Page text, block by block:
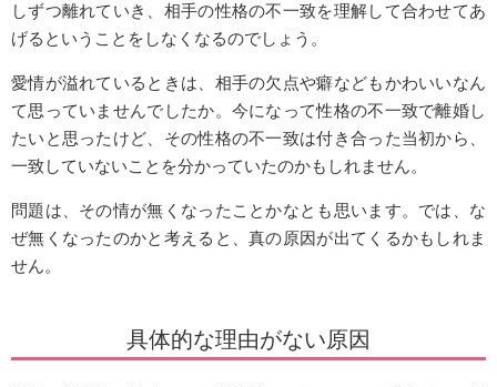
しずつ離れていき、相手の性格の不一致を理解して合わせてあ
げるということをしなくなるのでしょう。
愛情が溢れているときは、相手の欠点や癖などもかわいいなん
て思っていませんでしたか。今になって性格の不一致で離婚し
たいと思ったけど、その性格の不一致は付き合った当初から、
一致していないことを分かっていたのかもしれません。
問題は、その情が無くなったことかなとも思います。では、な
ぜ無くなったのかと考えると、真の原因が出てくるかもしれま
せん。
具体的な理由がない原因